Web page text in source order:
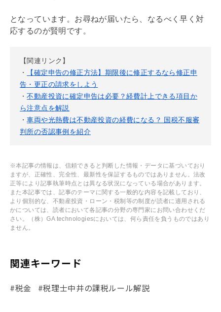
となっています。お尋ねが届いたら、なるべく早く対
応するのが賢明です。
【関連リンク】
・
【確定申告の修正方法】期限後に修正するなら修正申
告・更正の請求をしよう
・不動産投資に確定申告は必要？経費計上できる項目か
ら注意点を解説
・車両や光熱費は不動産投資の経費になる？ 国税不服審
判所の否認事例を紹介
※本記事の情報は、信頼できると判断した情報・データに基づいており
ますが、正確性、完全性、最新性を保証するものではありません。法改
正等により記事執筆時点とは異なる状況になっている場合があります。
また本記事では、記事のテーマに関する一般的な内容を記載しており、
より個別的な、不動産投資・ローン・税制等の制度が読者に適用される
かについては、読者において各記事の分野の専門家にお問い合わせくだ
さい。（株）GA technologiesにおいては、何ら責任を負うものではあり
ません。
関連キーワード
#税金 #税理士中井の課税ルール解説